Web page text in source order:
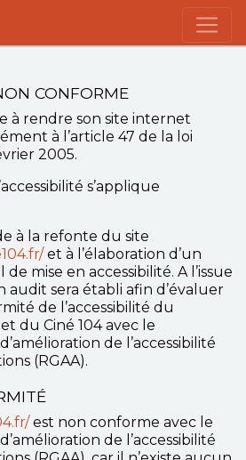
CONFORME
à rendre son site internet
à l’article 47 de la loi
2005.
s’applique
à la refonte du site
et à l’élaboration d’un
mise en accessibilité. A l’issue
sera établi afin d’évaluer
de l’accessibilité du
du Ciné 104 avec le
de l’accessibilité
(RGAA).
est non conforme avec le
de l’accessibilité